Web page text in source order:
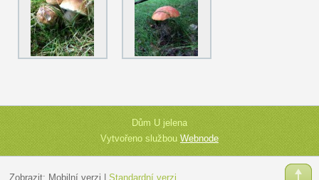
Dům U jelena
Vytvořeno službouWebnode
Zobrazit: Mobilní verzi Standardní verzi